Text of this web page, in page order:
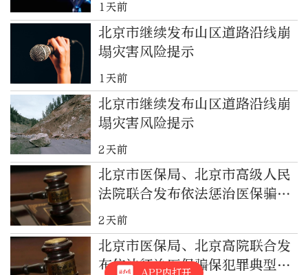
1天前
北京市继续发布山区道路沿线崩
塌灾害风险提示
1天前
北京市继续发布山区道路沿线崩
塌灾害风险提示
2天前
北京市医保局、北京市高级人民
法院联合发布依法惩治医保骗保
犯罪典型案例
2天前
北京市医保局、北京高院联合发
布依法惩治医保骗保犯罪典型案
APP内打开